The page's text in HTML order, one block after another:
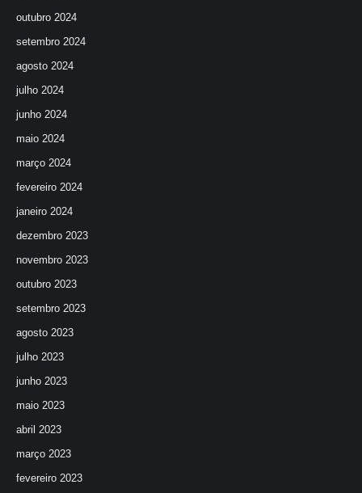
outubro 2024
setembro 2024
agosto 2024
julho 2024
junho 2024
maio 2024
março 2024
fevereiro 2024
janeiro 2024
dezembro 2023
novembro 2023
outubro 2023
setembro 2023
agosto 2023
julho 2023
junho 2023
maio 2023
abril 2023
março 2023
fevereiro 2023